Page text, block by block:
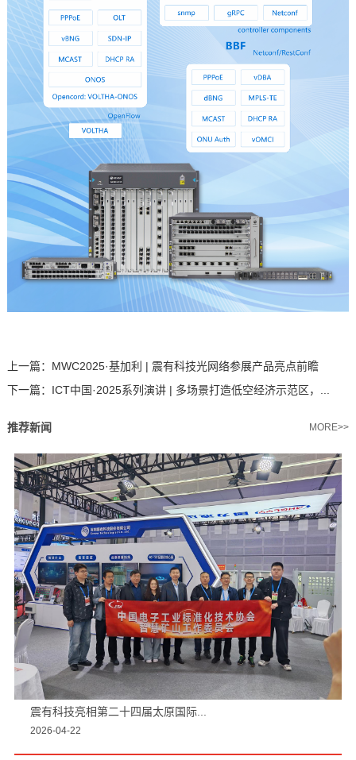
上一篇： MWC2025·基加利 | 震有科技光网络参展产品亮点前瞻
下一篇： ICT中国·2025系列演讲 | 多场景打造低空经济示范区，...
推荐新闻 MORE>>
震有科技亮相第二十四届太原国际...
2026-04-22